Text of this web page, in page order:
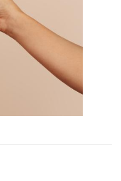
stratégie simple aurait
changé la donne au Pays
basque